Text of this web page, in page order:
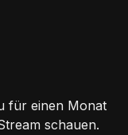
für einen Monat
schauen.